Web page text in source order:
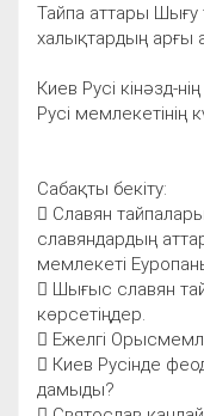
Тайпа аттары Шығу
халықтардың арғы
Киев Русі кінәзд-
Русі мемлекетінің
Сабақты бекіту:
 Славян
славяндардың
мемлекеті
 Шығыс славян
көрсетіңдер.
 Ежелгі
 Киев Русінде
дамыды?